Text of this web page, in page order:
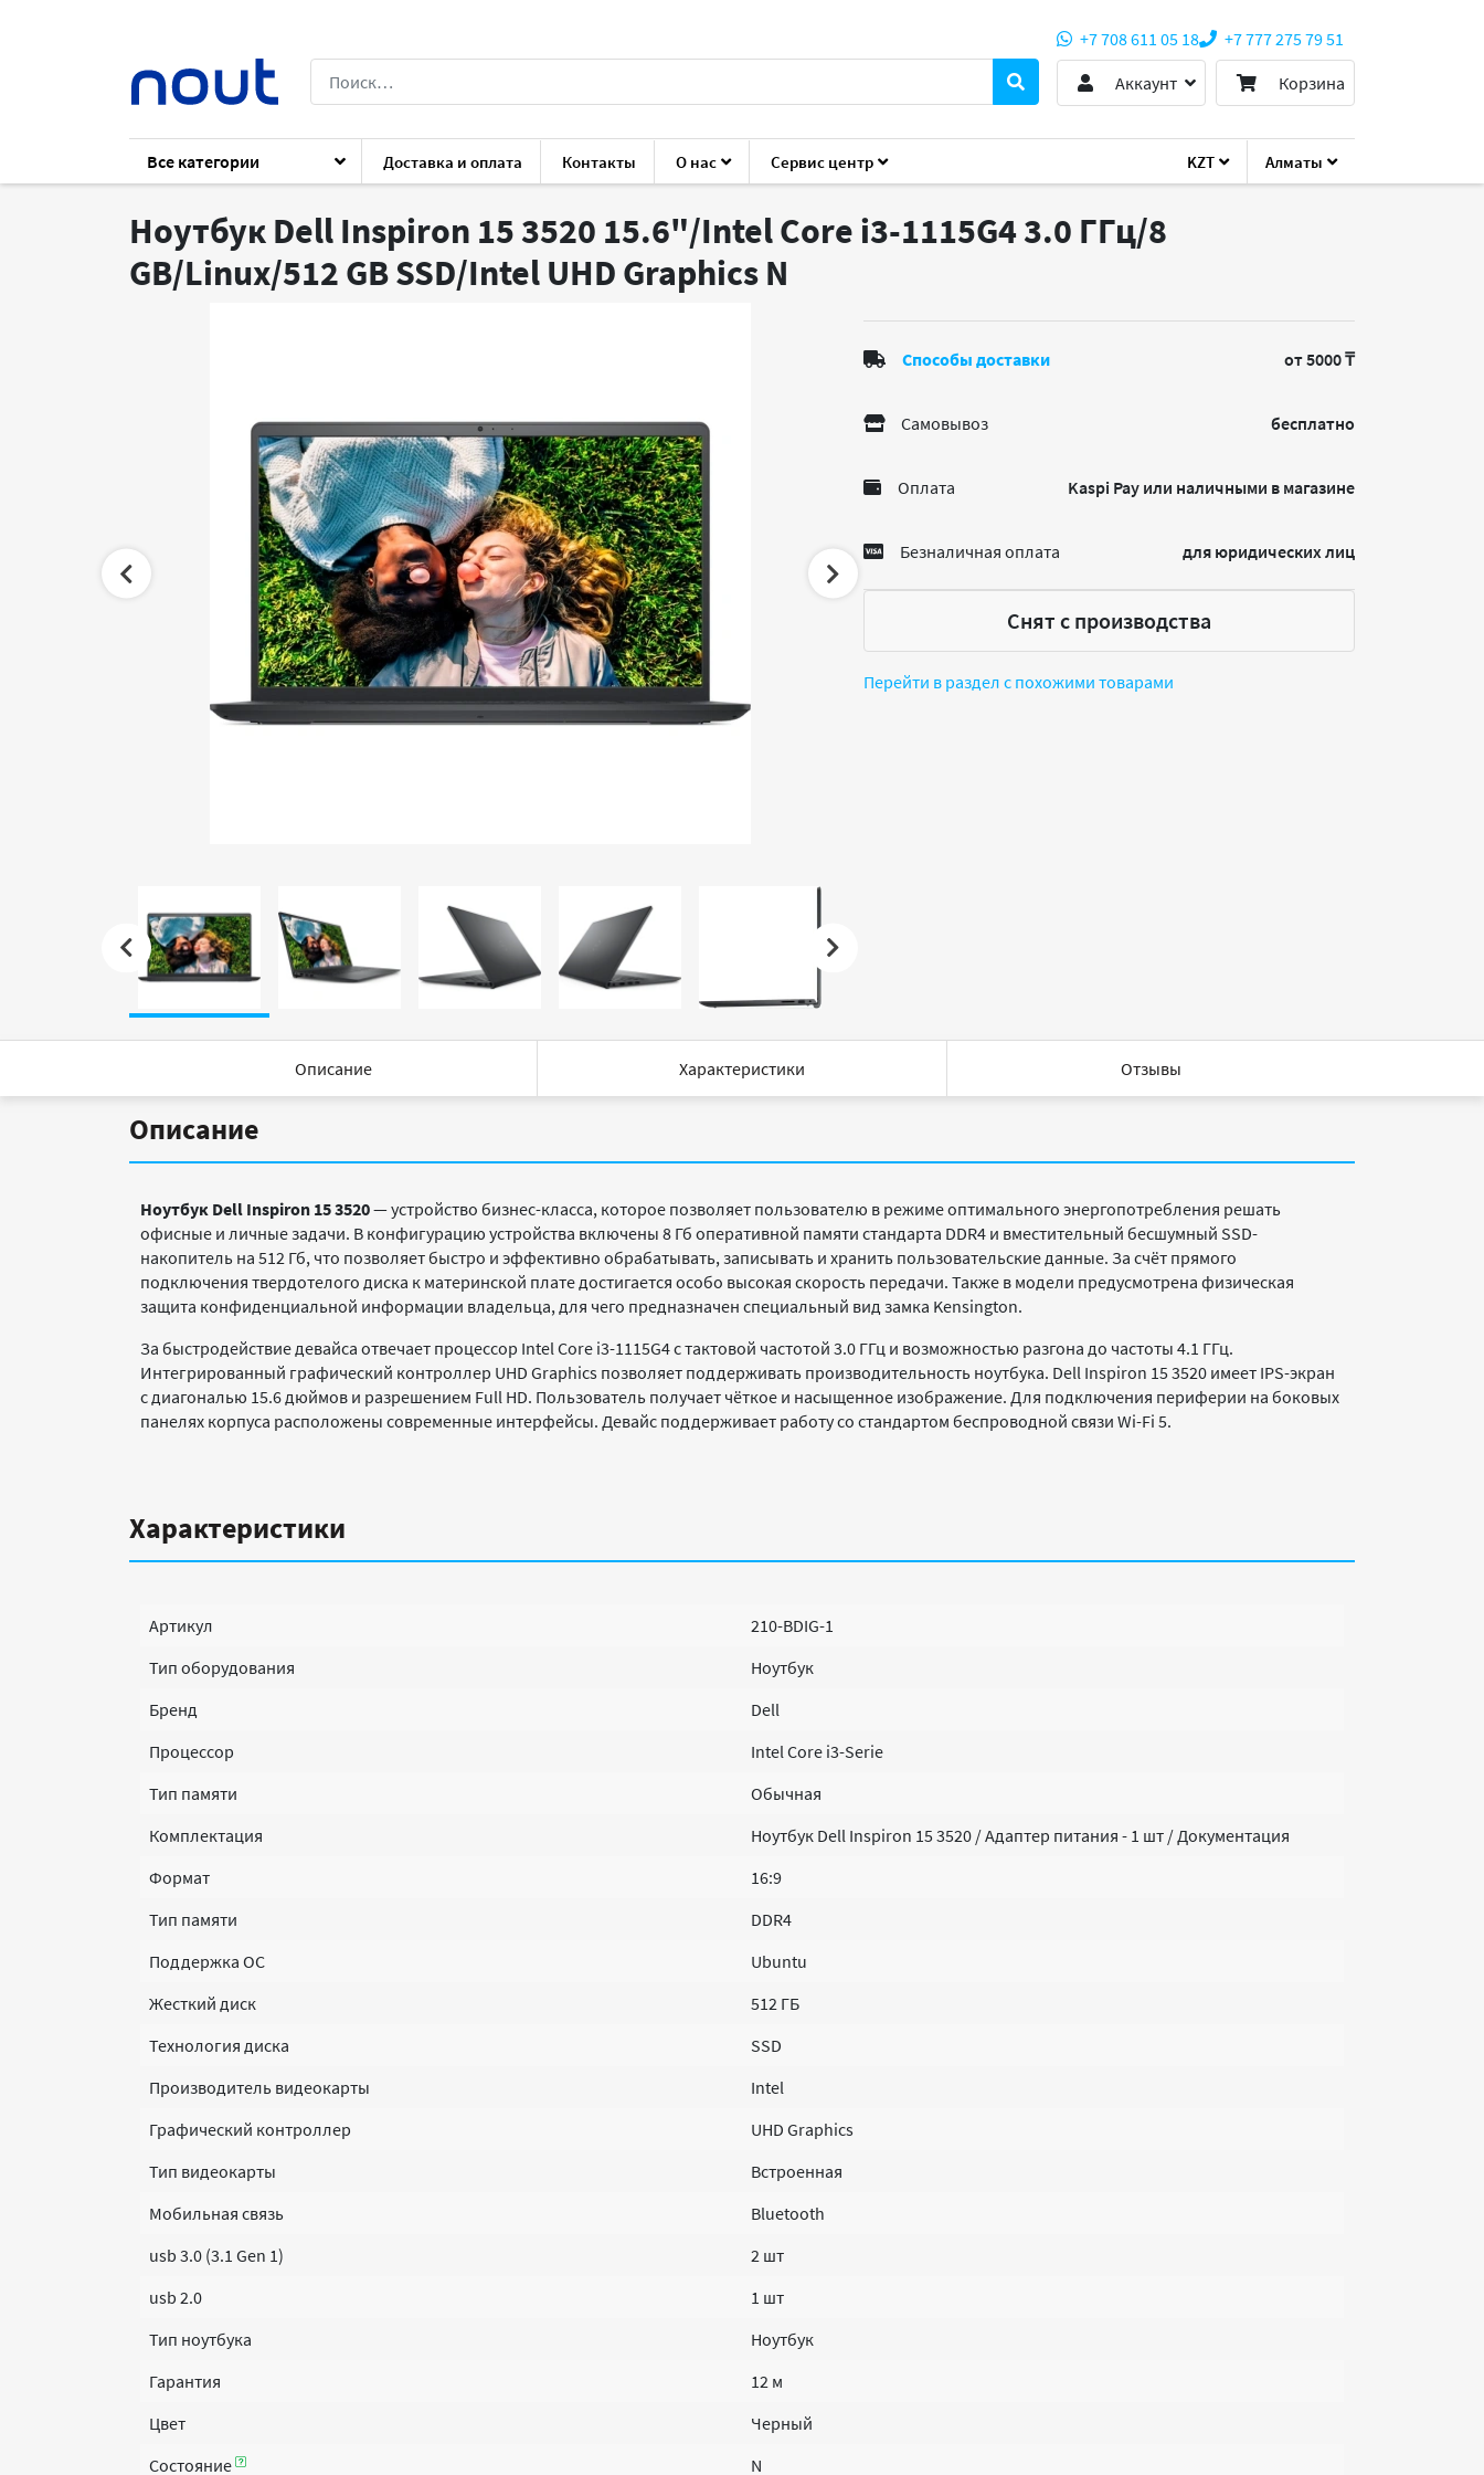
KZT Алматы
+7 708 611 05 18
+7 777 275 79 51
Аккаунт
Корзина
Все категории Доставка и оплата Контакты О нас Сервис центр
Каталог Ноутбуки Dell Inspiron 15 3520
Ноутбук Dell Inspiron 15 3520 15.6"/Intel Core i3-1115G4 3.0 ГГц/8
GB/Linux/512 GB SSD/Intel UHD Graphics N
Способы доставки от 5000 ₸
Самовывоз бесплатно
Оплата Kaspi Pay или наличными в магазине
Безналичная оплата для юридических лиц
Снят с производства
Перейти в раздел с похожими товарами
Описание Характеристики Отзывы
Описание
Ноутбук Dell Inspiron 15 3520— устройство бизнес-класса, которое позволяет пользователю в режиме оптимального энергопотребления решать
офисные и личные задачи. В конфигурацию устройства включены 8 Гб оперативной памяти стандарта DDR4 и вместительный бесшумный SSD-
накопитель на 512 Гб, что позволяет быстро и эффективно обрабатывать, записывать и хранить пользовательские данные. За счёт прямого
подключения твердотелого диска к материнской плате достигается особо высокая скорость передачи. Также в модели предусмотрена физическая
защита конфиденциальной информации владельца, для чего предназначен специальный вид замка Kensington.
За быстродействие девайса отвечает процессор Intel Core i3-1115G4 с тактовой частотой 3.0 ГГц и возможностью разгона до частоты 4.1 ГГц.
Интегрированный графический контроллер UHD Graphics позволяет поддерживать производительность ноутбука. Dell Inspiron 15 3520 имеет IPS-экран
с диагональю 15.6 дюймов и разрешением Full HD. Пользователь получает чёткое и насыщенное изображение. Для подключения периферии на боковых
панелях корпуса расположены современные интерфейсы. Девайс поддерживает работу со стандартом беспроводной связи Wi-Fi 5.
Характеристики
Артикул
210-BDIG-1
Тип оборудования
Ноутбук
Бренд
Dell
Процессор
Intel Core i3-Serie
Тип памяти
Обычная
Комплектация
Ноутбук Dell Inspiron 15 3520 / Адаптер питания - 1 шт / Документация
Формат
16:9
Тип памяти
DDR4
Поддержка ОС
Ubuntu
Жесткий диск
512 ГБ
Технология диска
SSD
Производитель видеокарты
Intel
Графический контроллер
UHD Graphics
Тип видеокарты
Встроенная
Мобильная связь
Bluetooth
usb 3.0 (3.1 Gen 1)
2 шт
usb 2.0
1 шт
Тип ноутбука
Ноутбук
Гарантия
12 м
Цвет
Черный
Состояние
N